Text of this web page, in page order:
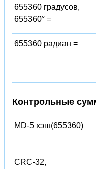
655360 градусов,
655360° =
655360 радиан =
Контрольные
MD-5 хэш(655360)
CRC-32,